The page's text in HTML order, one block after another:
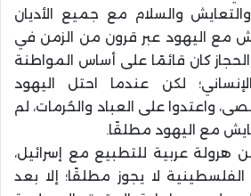
والسلام مع جميع الأديان
مع اليهود عبر قرون من الزمن في
كان قائمًا على أساس المواطنة
الإنساني؛ لكن عندما احتل اليهود
واعتدوا على العباد والحُرمات، لم
مع اليهود مطلقًا.
هرولة عربية للتطبيع مع إسرائيل،
لا يجوز مطلقًا؛ إلا بعد